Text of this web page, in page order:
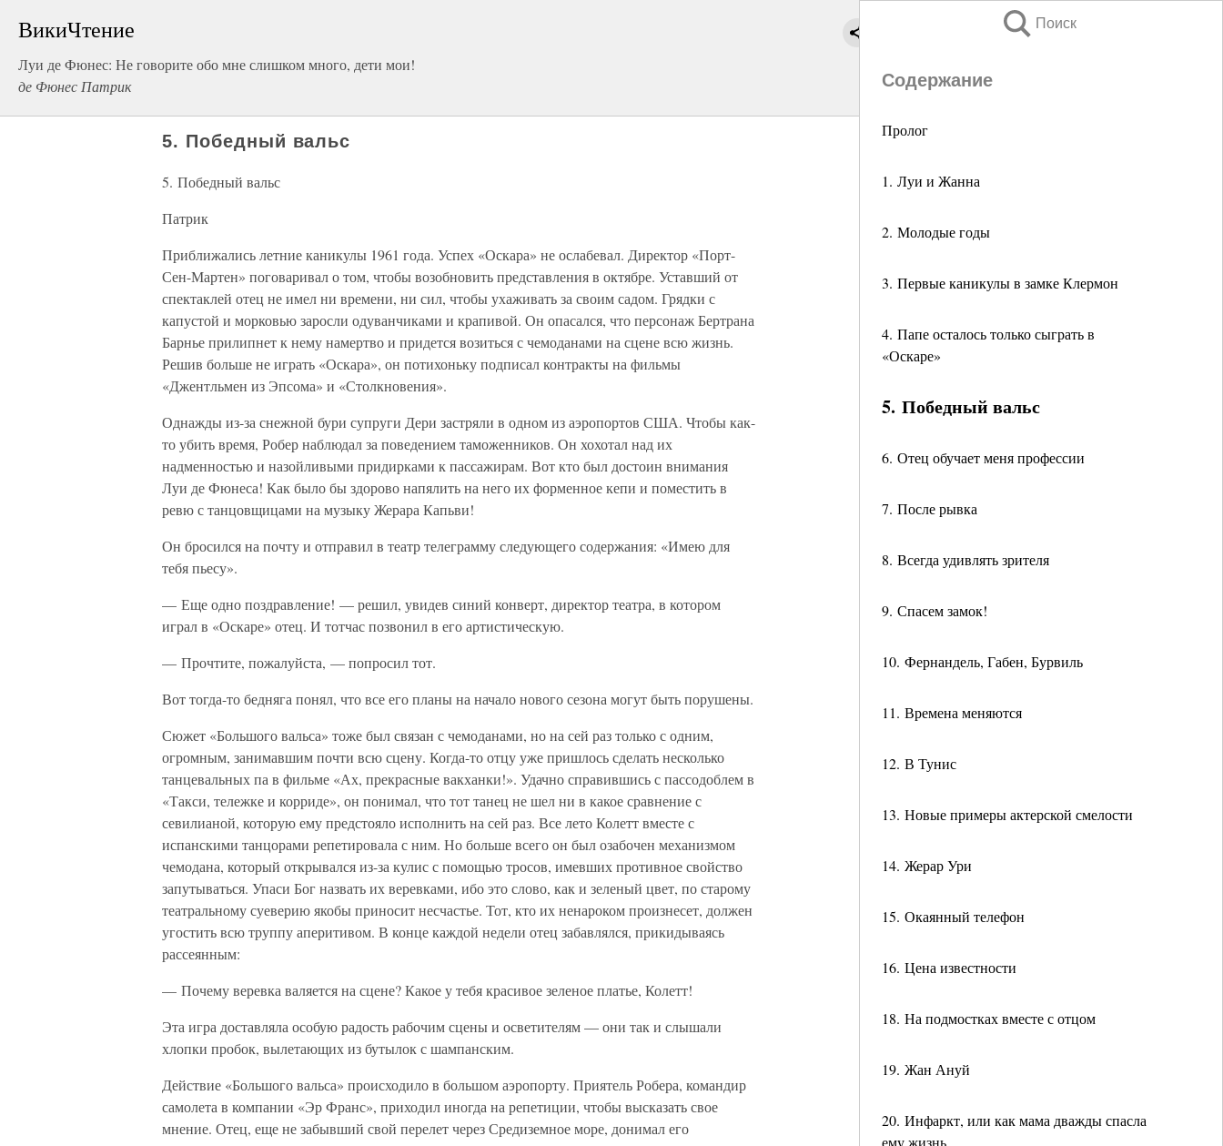
ВикиЧтение
Луи де Фюнес: Не говорите обо мне слишком много, дети мои!
де Фюнес Патрик
Поиск
Содержание
Пролог
1. Луи и Жанна
2. Молодые годы
3. Первые каникулы в замке Клермон
4. Папе осталось только сыграть в
«Оскаре»
5. Победный вальс
6. Отец обучает меня профессии
7. После рывка
8. Всегда удивлять зрителя
9. Спасем замок!
10. Фернандель, Габен, Бурвиль
11. Времена меняются
12. В Тунис
13. Новые примеры актерской смелости
14. Жерар Ури
15. Окаянный телефон
16. Цена известности
18. На подмостках вместе с отцом
19. Жан Ануй
20. Инфаркт, или как мама дважды спасла
ему жизнь
5. Победный вальс
5. Победный вальс
Патрик
Приближались летние каникулы 1961 года. Успех «Оскара» не ослабевал. Директор «Порт-
Сен-Мартен» поговаривал о том, чтобы возобновить представления в октябре. Уставший от
спектаклей отец не имел ни времени, ни сил, чтобы ухаживать за своим садом. Грядки с
капустой и морковью заросли одуванчиками и крапивой. Он опасался, что персонаж Бертрана
Барнье прилипнет к нему намертво и придется возиться с чемоданами на сцене всю жизнь.
Решив больше не играть «Оскара», он потихоньку подписал контракты на фильмы
«Джентльмен из Эпсома» и «Столкновения».
Однажды из-за снежной бури супруги Дери застряли в одном из аэропортов США. Чтобы как-
то убить время, Робер наблюдал за поведением таможенников. Он хохотал над их
надменностью и назойливыми придирками к пассажирам. Вот кто был достоин внимания
Луи де Фюнеса! Как было бы здорово напялить на него их форменное кепи и поместить в
ревю с танцовщицами на музыку Жерара Капьви!
Он бросился на почту и отправил в театр телеграмму следующего содержания: «Имею для
тебя пьесу».
— Еще одно поздравление! — решил, увидев синий конверт, директор театра, в котором
играл в «Оскаре» отец. И тотчас позвонил в его артистическую.
— Прочтите, пожалуйста, — попросил тот.
Вот тогда-то бедняга понял, что все его планы на начало нового сезона могут быть порушены.
Сюжет «Большого вальса» тоже был связан с чемоданами, но на сей раз только с одним,
огромным, занимавшим почти всю сцену. Когда-то отцу уже пришлось сделать несколько
танцевальных па в фильме «Ах, прекрасные вакханки!». Удачно справившись с пассодоблем в
«Такси, тележке и корриде», он понимал, что тот танец не шел ни в какое сравнение с
севилианой, которую ему предстояло исполнить на сей раз. Все лето Колетт вместе с
испанскими танцорами репетировала с ним. Но больше всего он был озабочен механизмом
чемодана, который открывался из-за кулис с помощью тросов, имевших противное свойство
запутываться. Упаси Бог назвать их веревками, ибо это слово, как и зеленый цвет, по старому
театральному суеверию якобы приносит несчастье. Тот, кто их ненароком произнесет, должен
угостить всю труппу аперитивом. В конце каждой недели отец забавлялся, прикидываясь
рассеянным:
— Почему веревка валяется на сцене? Какое у тебя красивое зеленое платье, Колетт!
Эта игра доставляла особую радость рабочим сцены и осветителям — они так и слышали
хлопки пробок, вылетающих из бутылок с шампанским.
Действие «Большого вальса» происходило в большом аэропорту. Приятель Робера, командир
самолета в компании «Эр Франс», приходил иногда на репетиции, чтобы высказать свое
мнение. Отец, еще не забывший свой перелет через Средиземное море, донимал его